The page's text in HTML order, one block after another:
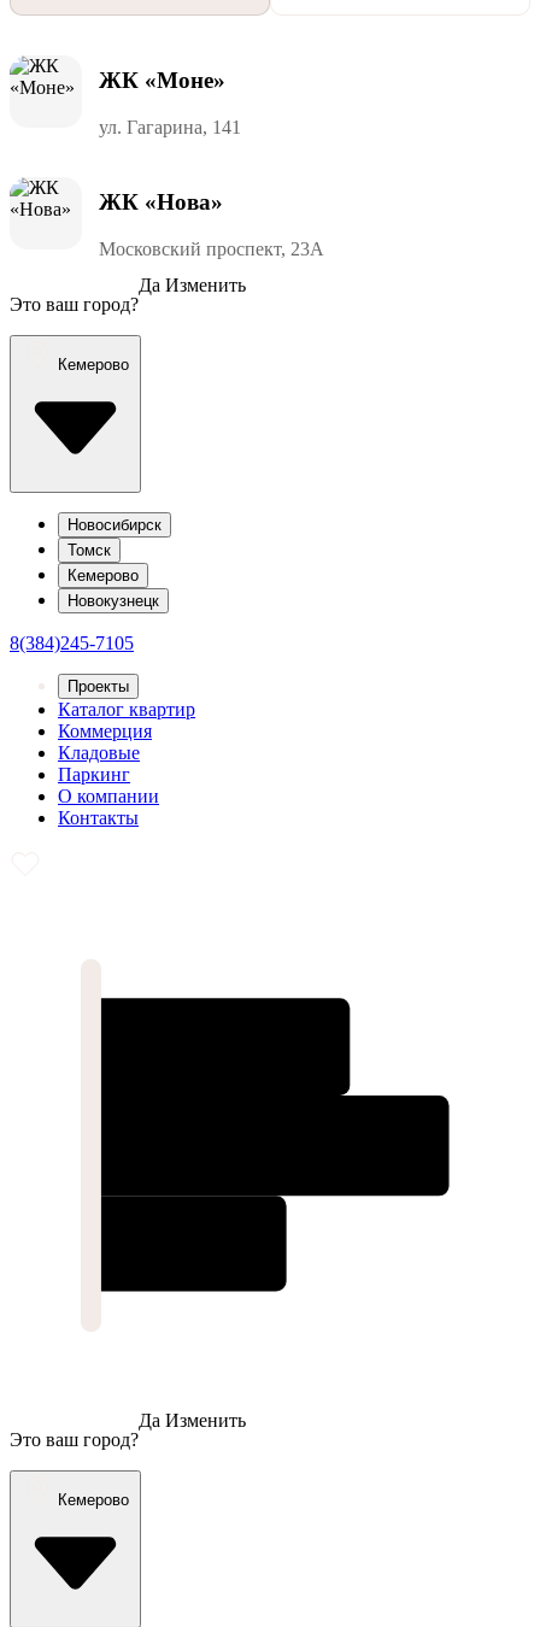
ЖК «Моне»
ул. Гагарина, 141
ЖК «Нова»
Московский проспект, 23А
Это ваш город?
Да Изменить
Кемерово
Новосибирск
Томск
Кемерово
Новокузнецк
8(384)245-7105
Проекты
Каталог квартир
Коммерция
Кладовые
Паркинг
О компании
Контакты
Это ваш город?
Да Изменить
Кемерово